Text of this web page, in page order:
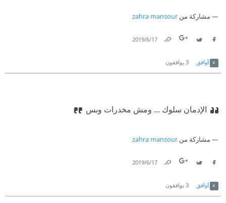
مشاركة من zahra mansour
17‏/6‏/2019
أوافق 3 يوافقون
الإدمان سلوك ... ومش مخدرات وبس
مشاركة من zahra mansour
17‏/6‏/2019
أوافق 3 يوافقون